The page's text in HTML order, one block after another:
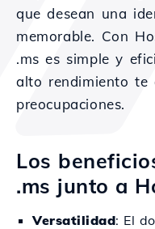
que desean una
memorable. Con
.ms es simple y
alto rendimiento te
preocupaciones.
Los
.ms junto a
Versatilidad: El